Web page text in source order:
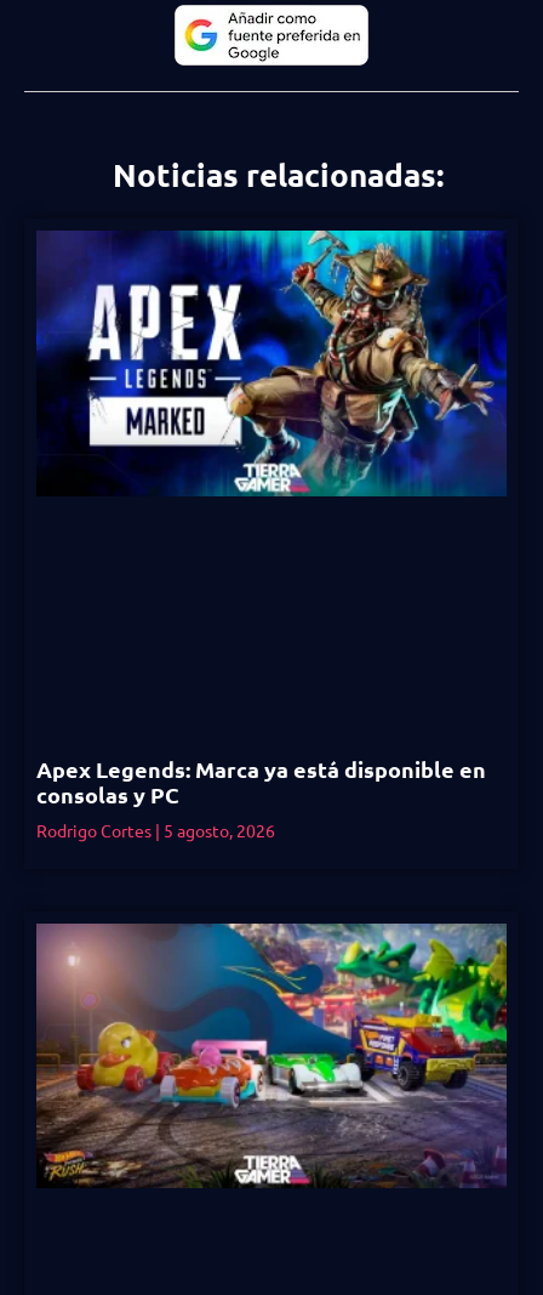
Noticias relacionadas:
Apex Legends: Marca ya está disponible en
consolas y PC
Rodrigo Cortes 5 agosto, 2026